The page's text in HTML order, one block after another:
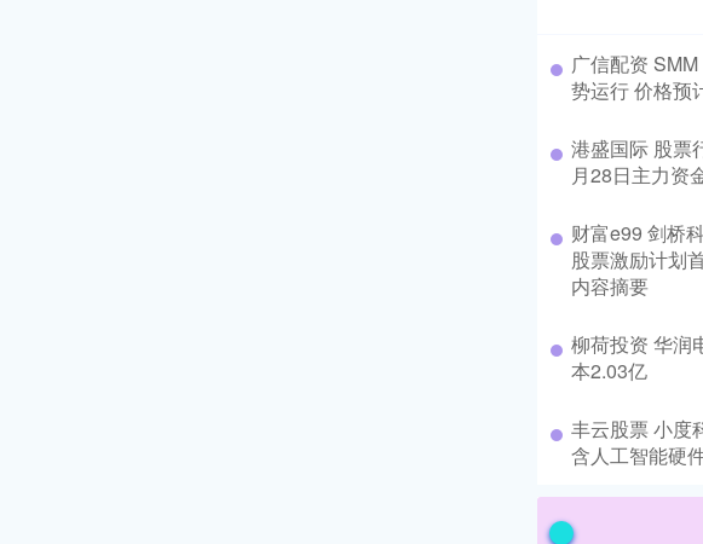
广信配资
势运行 价格预
港盛国际 股票
月28日主力资
财富e99 剑桥
股票激励计划
内容摘要
柳荷投资 华润
本2.03亿
丰云股票 小度
含人工智能硬